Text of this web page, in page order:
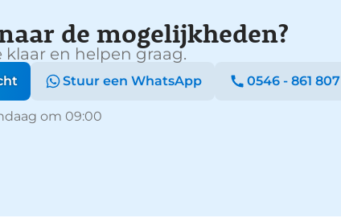
de mogelijkheden?
klaar en helpen graag.
Stuur een WhatsApp 0546 - 861 807
om 09:00